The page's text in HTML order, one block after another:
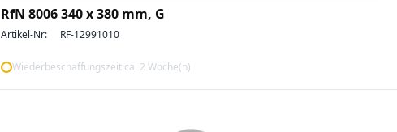
RfN 8006 340 x 380 mm, G
Artikel-Nr: RF-12991010
Wiederbeschaffungszeit ca. 2 Woche(n)